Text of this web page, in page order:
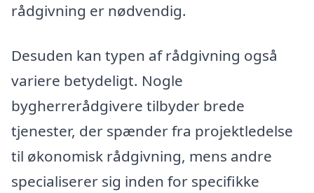
rådgivning er nødvendig.
Desuden kan typen af rådgivning også
variere betydeligt. Nogle
bygherrerådgivere tilbyder brede
tjenester, der spænder fra projektledelse
til økonomisk rådgivning, mens andre
specialiserer sig inden for specifikke